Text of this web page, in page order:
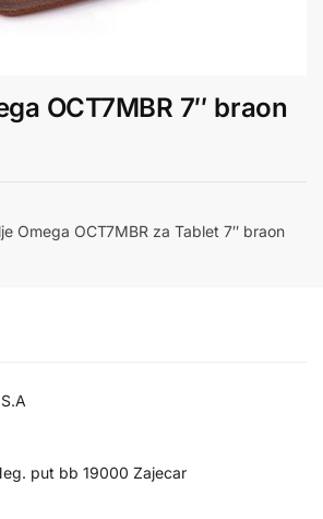
OCT7MBR 7″ braon
Omega OCT7MBR za Tablet 7″ braon
put bb 19000 Zajecar